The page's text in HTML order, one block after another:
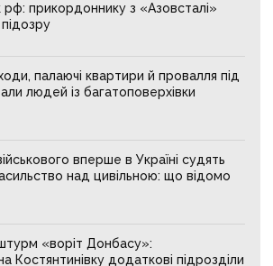
прикордоннику з «Азовсталі»
палаючі квартири й провалля під
людей із багатоповерхівки
вперше в Україні судять
над цивільною: що відомо
«воріт Донбасу»:
Костянтинівку додаткові підрозділи